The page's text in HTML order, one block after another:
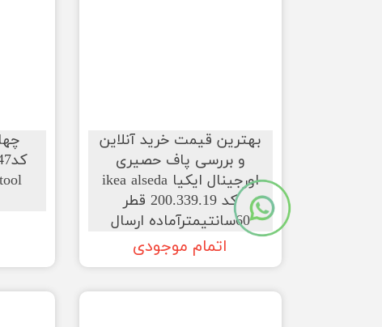
بهترین قیمت خرید آنلاین
و بررسی پاف حصیری
اورجینال ایکیا ikea alseda
کد 200.339.19 قطر
60سانتیمترآماده ارسال
اتمام موجودی